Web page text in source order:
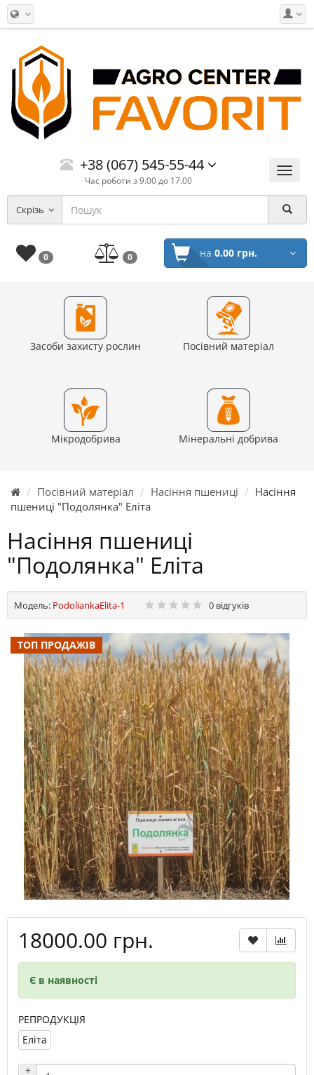
Меню
+38 (067) 545-55-44
Час роботи з 9.00 до 17.00
Скрізь
0 0 на 0.00 грн.
Засоби захисту рослин Посівний матеріал
Мікродобрива Мінеральні добрива
Посівний матеріал Насіння пшениці
Насіння
пшениці "Подолянка" Еліта
Насіння пшениці
"Подолянка" Еліта
Модель: PodoliankaElita-1 0 відгуків
ТОП ПРОДАЖІВ
18000.00 грн.
Є в наявності
РЕПРОДУКЦІЯ
Еліта
+